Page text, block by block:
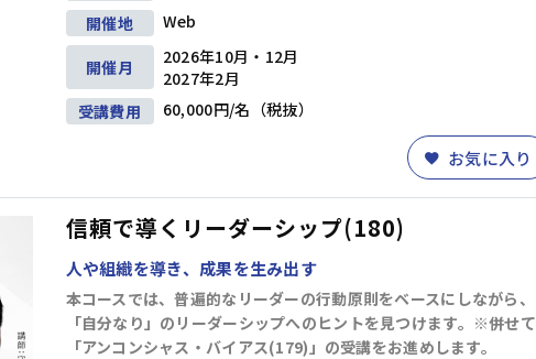
ャリアデザイン
イバーシティ＆インクルージョン
開催地
Web
開催月
2026年10月・12月
2027年2月
受講費用
60,000円/名（税抜）
お気に入り
信頼で導くリーダーシップ(180)
人や組織を導き、成果を生み出す
本コースでは、普遍的なリーダーの行動原則をベースにしながら、
「自分なり」のリーダーシップへのヒントを見つけます。※併せて
「アンコンシャス・バイアス(179)」の受講をお進めします。